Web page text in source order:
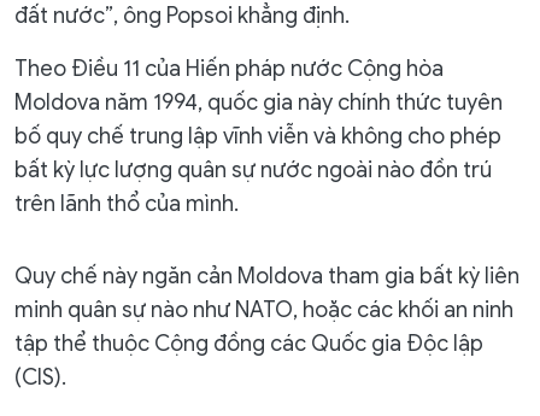
đất nước”, ông Popsoi khẳng định.
Theo Điều 11 của Hiến pháp nước Cộng hòa
Moldova năm 1994, quốc gia này chính thức tuyên
bố quy chế trung lập vĩnh viễn và không cho phép
bất kỳ lực lượng quân sự nước ngoài nào đồn trú
trên lãnh thổ của mình.
Quy chế này ngăn cản Moldova tham gia bất kỳ liên
minh quân sự nào như NATO, hoặc các khối an ninh
tập thể thuộc Cộng đồng các Quốc gia Độc lập
(CIS).